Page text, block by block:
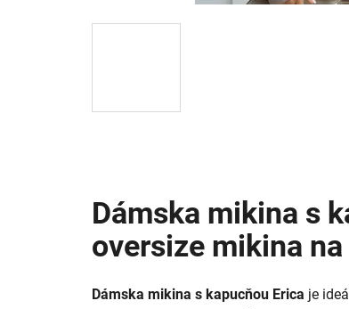
Dámska mikina s
oversize mikina
Dámska mikina s kapucňou Erica je